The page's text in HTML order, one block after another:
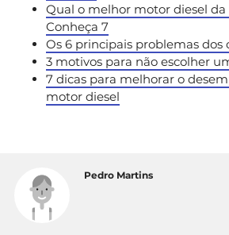
Qual o melhor motor diesel
Conheça 7
Os 6 principais problemas dos
3 motivos para não escolher
7 dicas para melhorar o
motor diesel
Pedro Martins